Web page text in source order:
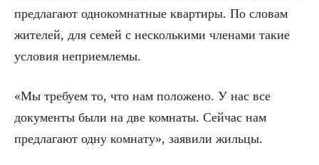
предлагают однокомнатные квартиры. По словам
жителей, для семей с несколькими членами такие
условия неприемлемы.
«Мы требуем то, что нам положено. У нас все
документы были на две комнаты. Сейчас нам
предлагают одну комнату», заявили жильцы.